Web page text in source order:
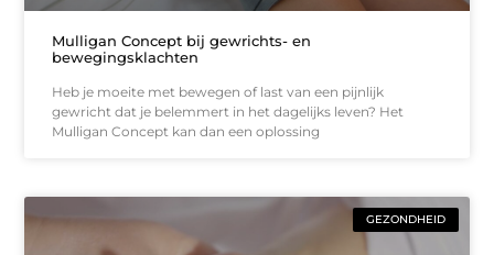
Mulligan Concept bij gewrichts- en
bewegingsklachten
Heb je moeite met bewegen of last van een pijnlijk
gewricht dat je belemmert in het dagelijks leven? Het
Mulligan Concept kan dan een oplossing
GEZONDHEID